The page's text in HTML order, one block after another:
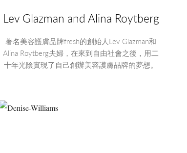
Lev Glazman and Alina Roytberg
著名美容護膚品牌fresh的創始人Lev Glazman和
Alina Roytberg夫婦，在來到自由社會之後，用二
十年光陰實現了自己創辦美容護膚品牌的夢想。